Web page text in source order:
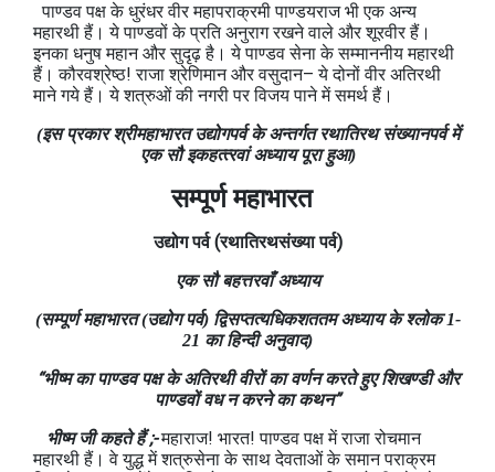
पाण्‍डव पक्ष के धुरंधर वीर महापराक्रमी पाण्‍डयराज भी एक अन्‍य
महारथी हैं। ये पाण्‍डवों के प्रति अनुराग रखने वाले और शूरवीर हैं।
इनका धनुष महान और सुदृढ़ है। ये पाण्‍डव सेना के सम्‍माननीय महारथी
हैं। कौरवश्रेष्‍ठ! राजा श्रेणिमान और वसुदान– ये दोनों वीर अतिरथी
माने गये हैं। ये शत्रुओं की नगरी पर विजय पाने में समर्थ हैं।
(इस प्रकार श्रीमहाभारत उद्योगपर्व के अन्‍तर्गत रथातिरथ संख्‍यानपर्व में
एक सौ इकहत्‍त्‍रवां अध्‍याय पूरा हुआ)
सम्पूर्ण महाभारत
उद्योगपर्व(रथातिरथसंख्या पर्व)
एक सौ बहत्तरवाँ अध्याय
(सम्पूर्ण महाभारत (उद्योग पर्व) द्विसप्‍तत्‍यधिकशततम अध्याय के श्लोक 1-
21 का हिन्दी अनुवाद)
“भीष्म का पाण्डव पक्ष के अतिरथी वीरों का वर्णन करते हुए शिखण्डी और
पाण्डवों वध न करने का कथन”
भीष्म जी कहते हैं ;-महाराज! भारत! पाण्डव पक्ष में राजा रोचमान
महारथी हैं। वे युद्ध में शत्रुसेना के साथ देवताओं के समान पराक्रम